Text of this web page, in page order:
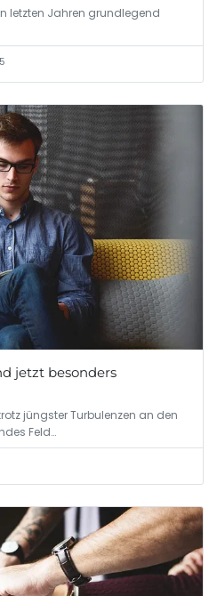
letzten Jahren grundlegend
jetzt besonders
jüngster Turbulenzen an den
Feld…